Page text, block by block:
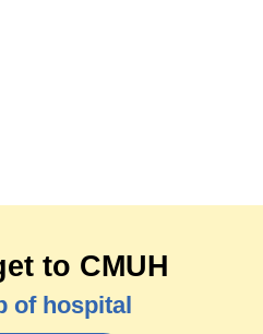
to CMUH
of hospital